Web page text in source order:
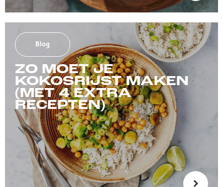
Blog
ZO MOET JE
KOKOSRIJST MAKEN
(MET 4 EXTRA
RECEPTEN)